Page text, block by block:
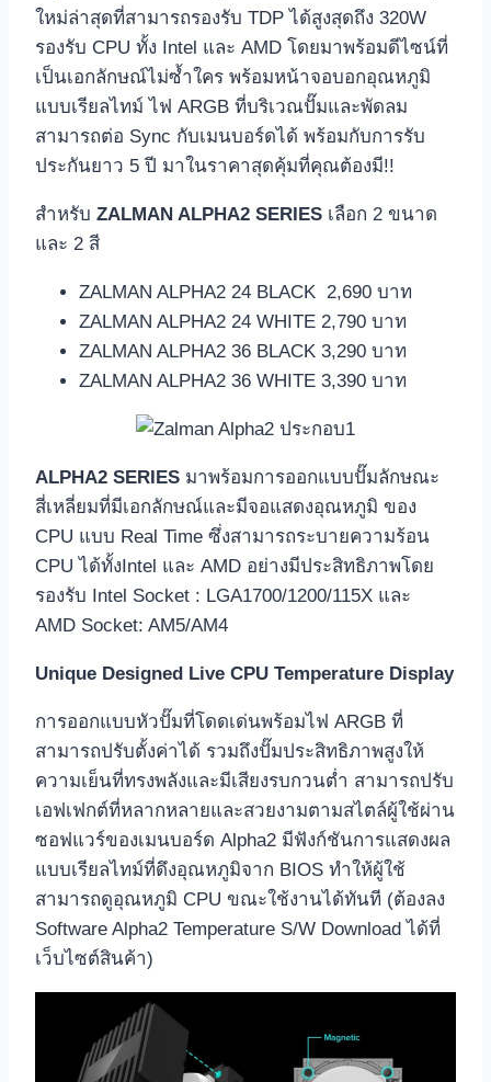
ใหม่ล่าสุดที่สามารถรองรับ TDP ได้สูงสุดถึง 320W
รองรับ CPU ทั้ง Intel และ AMD โดยมาพร้อมดีไซน์ที่
เป็นเอกลักษณ์ไม่ซ้ำใคร พร้อมหน้าจอบอกอุณหภูมิ
แบบเรียลไทม์ ไฟ ARGB ที่บริเวณปั๊มและพัดลม
สามารถต่อ Sync กับเมนบอร์ดได้ พร้อมกับการรับ
ประกันยาว 5 ปี มาในราคาสุดคุ้มที่คุณต้องมี!!
สำหรับ ZALMAN ALPHA2 SERIES เลือก 2 ขนาด
และ 2 สี
ZALMAN ALPHA2 24 BLACK 2,690 บาท
ZALMAN ALPHA2 24 WHITE 2,790 บาท
ZALMAN ALPHA2 36 BLACK 3,290 บาท
ZALMAN ALPHA2 36 WHITE 3,390 บาท
ALPHA2 SERIES มาพร้อมการออกแบบปั๊มลักษณะ
สี่เหลี่ยมที่มีเอกลักษณ์และมีจอแสดงอุณหภูมิ ของ
CPU แบบ Real Time ซึ่งสามารถระบายความร้อน
CPU ได้ทั้งIntel และ AMD อย่างมีประสิทธิภาพโดย
รองรับ Intel Socket : LGA1700/1200/115X และ
AMD Socket: AM5/AM4
Unique Designed Live CPU Temperature Display
การออกแบบหัวปั๊มที่โดดเด่นพร้อมไฟ ARGB ที่
สามารถปรับตั้งค่าได้ รวมถึงปั๊มประสิทธิภาพสูงให้
ความเย็นที่ทรงพลังและมีเสียงรบกวนต่ำ สามารถปรับ
เอฟเฟกต์ที่หลากหลายและสวยงามตามสไตล์ผู้ใช้ผ่าน
ซอฟแวร์ของเมนบอร์ด Alpha2 มีฟังก์ชันการแสดงผล
แบบเรียลไทม์ที่ดึงอุณหภูมิจาก BIOS ทำให้ผู้ใช้
สามารถดูอุณหภูมิ CPU ขณะใช้งานได้ทันที (ต้องลง
Software Alpha2 Temperature S/W Download ได้ที่
เว็บไซต์สินค้า)